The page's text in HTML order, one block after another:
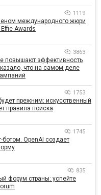
1119
международного жюри
Awards
3863
повышают эффективность
что на самом деле
1753
прежним: искусственный
правила поиска
1745
ботом. OpenAI создает
835
форум страны: успейте